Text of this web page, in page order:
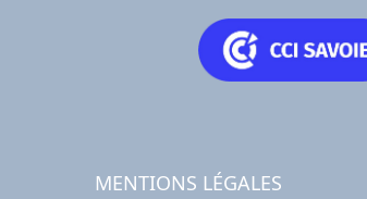
MENTIONS LÉGALES